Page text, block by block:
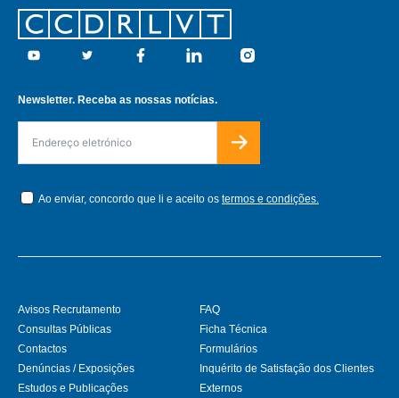
Footer
Youtube Twitter Facebook Linkedin Instagram
Newsletter. Receba as nossas notícias.
Ao enviar, concordo que li e aceito os termos e condições.
Avisos Recrutamento
Consultas Públicas
Contactos
Denúncias / Exposições
Estudos e Publicações
FAQ
Ficha Técnica
Formulários
Inquérito de Satisfação dos Clientes
Externos